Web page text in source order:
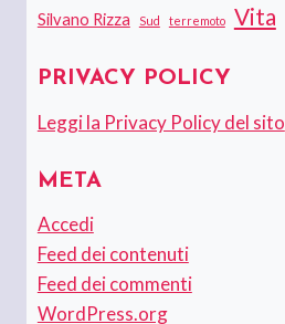
Silvano Rizza Sud terremoto Vita
PRIVACY POLICY
Leggi la Privacy Policy del sito
META
Accedi
Feed dei contenuti
Feed dei commenti
WordPress.org